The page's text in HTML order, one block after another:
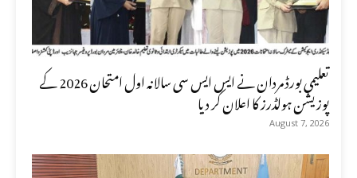
تعلیمی بورڈ مردان نے ایس ایس سی سالانہ اول امتحان 2026 کے
پوزیشن ہولڈرز کا اعلان کر دیا
August 7, 2026